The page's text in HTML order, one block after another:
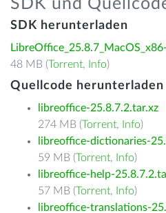
SDK und
SDK herunterladen
48 MB (Torrent, Info)
Quellcode herunterladen
libreoffice-25.8.7.2.tar.xz
274 MB (Torrent, Info)
libreoffice-dictionaries-
59 MB (Torrent, Info)
libreoffice-help-
57 MB (Torrent, Info)
libreoffice-translations-